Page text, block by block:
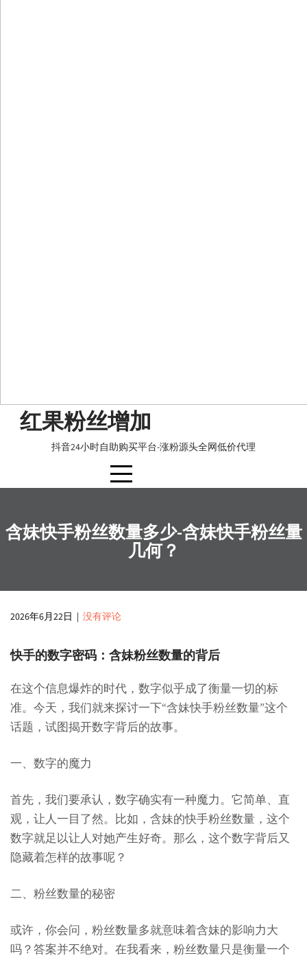
红果粉丝增加
抖音24小时自助购买平台-涨粉源头全网低价代理
含妹快手粉丝数量多少-含妹快手粉丝量
几何？
2026年6月22日 | 没有评论
快手的数字密码：含妹粉丝数量的背后
在这个信息爆炸的时代，数字似乎成了衡量一切的标
准。今天，我们就来探讨一下“含妹快手粉丝数量”这个
话题，试图揭开数字背后的故事。
一、数字的魔力
首先，我们要承认，数字确实有一种魔力。它简单、直
观，让人一目了然。比如，含妹的快手粉丝数量，这个
数字就足以让人对她产生好奇。那么，这个数字背后又
隐藏着怎样的故事呢？
二、粉丝数量的秘密
或许，你会问，粉丝数量多就意味着含妹的影响力大
吗？答案并不绝对。在我看来，粉丝数量只是衡量一个